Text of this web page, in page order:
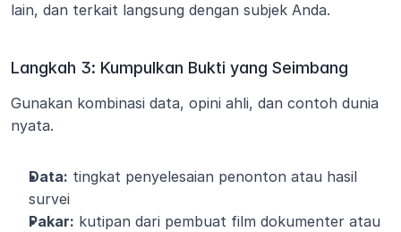
lain, dan terkait langsung dengan subjek Anda.
Langkah 3: Kumpulkan Bukti yang Seimbang
Gunakan kombinasi data, opini ahli, dan contoh dunia
nyata.
Data: tingkat penyelesaian penonton atau hasil
survei
Pakar: kutipan dari pembuat film dokumenter atau